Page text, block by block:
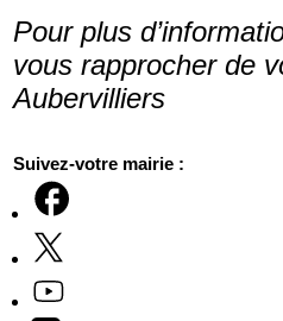
Pour plus
vous rapprocher de
Aubervilliers
Suivez-votre mairie :